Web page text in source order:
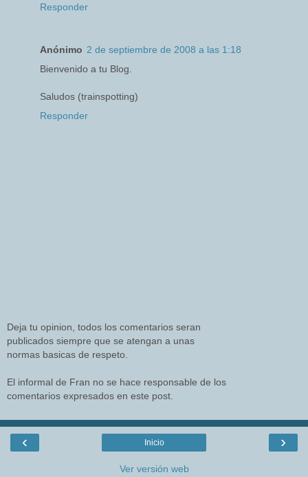
Responder
Anónimo 2 de septiembre de 2008 a las 1:18
Bienvenido a tu Blog.
Saludos (trainspotting)
Responder
Deja tu opinion, todos los comentarios seran
publicados siempre que se atengan a unas
normas basicas de respeto.
El informal de Fran no se hace responsable de los
comentarios expresados en este post.
‹ ›
Inicio
Ver versión web